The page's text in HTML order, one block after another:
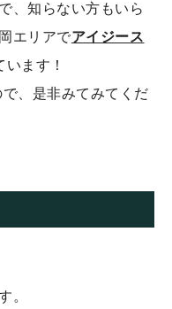
、知らない方もいら
エリアでアイジース
ます！
、是非みてみてくだ
。